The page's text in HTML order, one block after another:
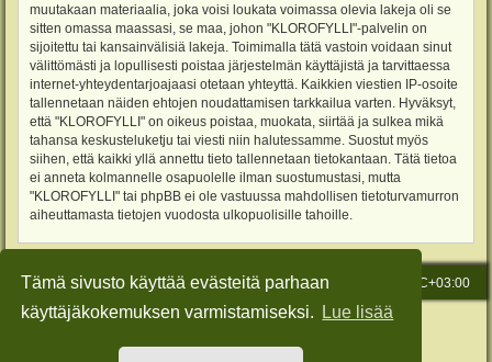
Tämä sivusto käyttää evästeitä parhaan
käyttäjäkokemuksen varmistamiseksi.
Lue lisää
muutakaan materiaalia, joka voisi loukata voimassa olevia lakeja oli se
sitten omassa maassasi, se maa, johon "KLOROFYLLI"-palvelin on
sijoitettu tai kansainvälisiä lakeja. Toimimalla tätä vastoin voidaan sinut
välittömästi ja lopullisesti poistaa järjestelmän käyttäjistä ja tarvittaessa
internet-yhteydentarjoajaasi otetaan yhteyttä. Kaikkien viestien IP-osoite
tallennetaan näiden ehtojen noudattamisen tarkkailua varten. Hyväksyt,
että "KLOROFYLLI" on oikeus poistaa, muokata, siirtää ja sulkea mikä
tahansa keskusteluketju tai viesti niin halutessamme. Suostut myös
siihen, että kaikki yllä annettu tieto tallennetaan tietokantaan. Tätä tietoa
ei anneta kolmannelle osapuolelle ilman suostumustasi, mutta
"KLOROFYLLI" tai phpBB ei ole vastuussa mahdollisen tietoturvamurron
aiheuttamasta tietojen vuodosta ulkopuolisille tahoille.
Etusivu Kaikki ajat ovat UTC+03:00
Viesti Ylläpidolle
Keskustelufoorumin ohjelmistophpBB® Forum Software © phpBB Limited